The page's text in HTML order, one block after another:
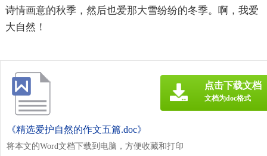
诗情画意的秋季，然后也爱那大雪纷纷的冬季。啊，我爱
大自然！
《精选爱护自然的作文五篇.doc》
将本文的Word文档下载到电脑，方便收藏和打印
点击下载文档
文档为doc格式